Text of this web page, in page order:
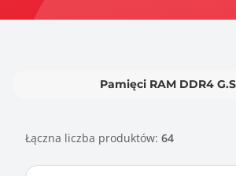
Pamięci RAM DDR4
Łączna liczba produktów: 64